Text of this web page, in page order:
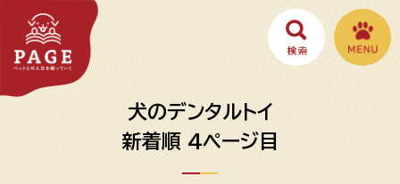
犬のデンタルトイ
新着順 4ページ目